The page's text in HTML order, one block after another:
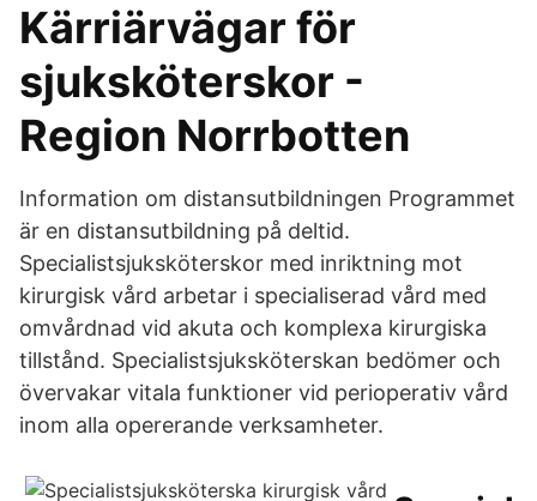
Kärriärvägar för
sjuksköterskor -
Region Norrbotten
Information om distansutbildningen Programmet
är en distansutbildning på deltid.
Specialistsjuksköterskor med inriktning mot
kirurgisk vård arbetar i specialiserad vård med
omvårdnad vid akuta och komplexa kirurgiska
tillstånd. Specialistsjuksköterskan bedömer och
övervakar vitala funktioner vid perioperativ vård
inom alla opererande verksamheter.